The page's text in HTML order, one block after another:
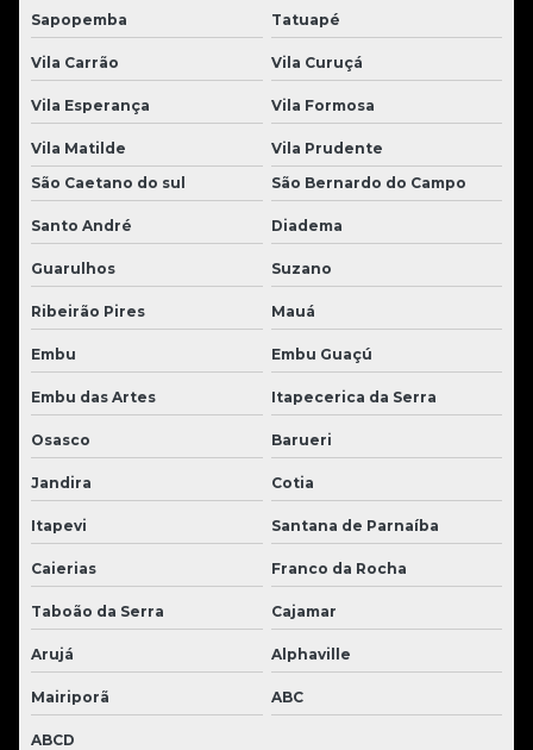
Sapopemba Tatuapé
Vila Carrão Vila Curuçá
Vila Esperança Vila Formosa
Vila Matilde
Vila Prudente
São Caetano do sul
São Bernardo do Campo
Santo André Diadema
Guarulhos Suzano
Ribeirão Pires Mauá
Embu Embu Guaçú
Embu das Artes Itapecerica da Serra
Osasco Barueri
Jandira Cotia
Itapevi Santana de Parnaíba
Caierias Franco da Rocha
Taboão da Serra Cajamar
Arujá Alphaville
Mairiporã ABC
ABCD